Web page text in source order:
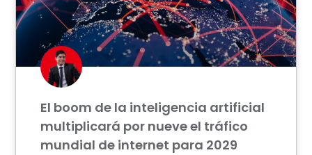
El boom de la inteligencia artificial
multiplicará por nueve el tráfico
mundial de internet para 2029